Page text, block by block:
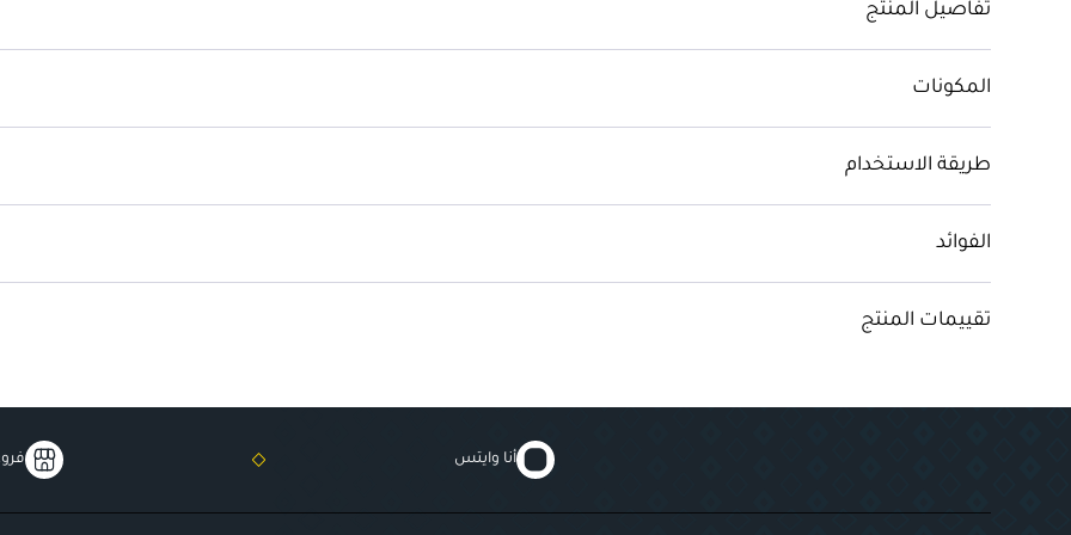
تفاصيل المنتج
المكونات
طريقة الاستخدام
الفوائد
تقييمات المنتج
أنا وايتس